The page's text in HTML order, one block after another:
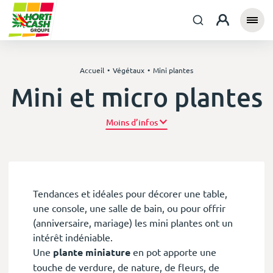
Accueil Végétaux Mini plantes
Mini et micro plantes
Plus d’infos
Tendances et idéales pour décorer une table,
une console, une salle de bain, ou pour offrir
(anniversaire, mariage) les mini plantes ont un
intérêt indéniable.
Une plante miniature en pot apporte une
touche de verdure, de nature, de fleurs, de